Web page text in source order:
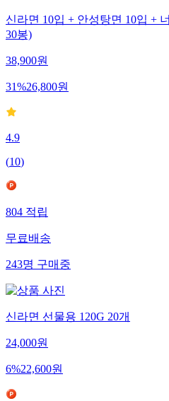
신라면 10입 + 안성탕면 10입 +
30봉)
38,900원
31%26,800원
4.9
(10)
804적립
무료배송
243명구매중
신라면 선물용 120G 20개
24,000원
6%22,600원